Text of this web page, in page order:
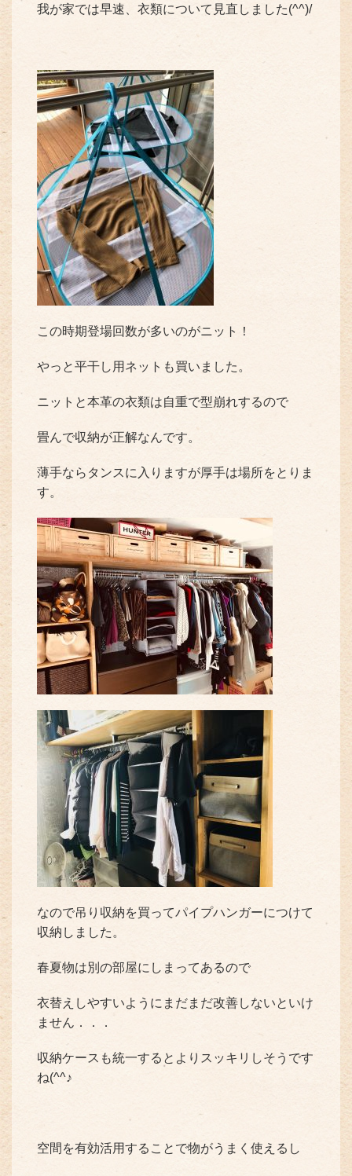
我が家では早速、衣類について見直しました(^^)/
この時期登場回数が多いのがニット！
やっと平干し用ネットも買いました。
ニットと本革の衣類は自重で型崩れするので
畳んで収納が正解なんです。
薄手ならタンスに入りますが厚手は場所をとりま
す。
なので吊り収納を買ってパイプハンガーにつけて
収納しました。
春夏物は別の部屋にしまってあるので
衣替えしやすいようにまだまだ改善しないといけ
ません．．．
収納ケースも統一するとよりスッキリしそうです
ね(^^♪
空間を有効活用することで物がうまく使えるし